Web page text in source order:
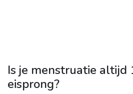
Is je menstruatie altijd
eisprong?